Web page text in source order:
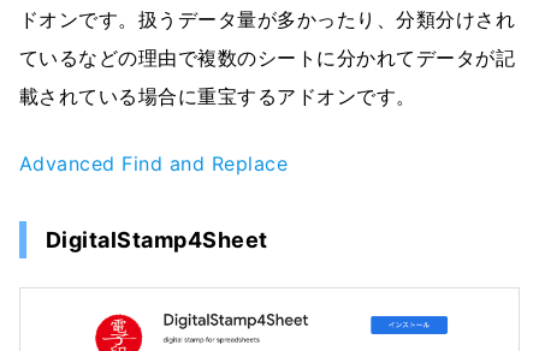
ドオンです。扱うデータ量が多かったり、分類分けされ
ているなどの理由で複数のシートに分かれてデータが記
載されている場合に重宝するアドオンです。
Advanced Find and Replace
DigitalStamp4Sheet